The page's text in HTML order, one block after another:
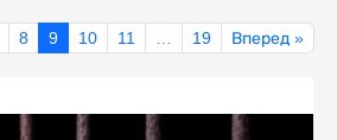
8 9 10 11 19 Вперед »